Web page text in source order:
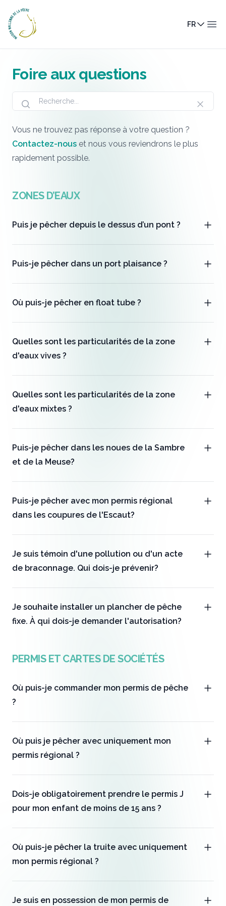
Maison Wallonne de la Pêche
FR
Foire aux questions
Vous ne trouvez pas réponse à votre question ?
Contactez-nous et nous vous reviendrons le plus
rapidement possible.
ZONES D’EAUX
Puis je pêcher depuis le dessus d’un pont ?
Puis-je pêcher dans un port plaisance ?
Où puis-je pêcher en float tube ?
Quelles sont les particularités de la zone
d'eaux vives ?
Quelles sont les particularités de la zone
d'eaux mixtes ?
Puis-je pêcher dans les noues de la Sambre
et de la Meuse?
Puis-je pêcher avec mon permis régional
dans les coupures de l'Escaut?
Je suis témoin d'une pollution ou d'un acte
de braconnage. Qui dois-je prévenir?
Je souhaite installer un plancher de pêche
fixe. À qui dois-je demander l'autorisation?
PERMIS ET CARTES DE SOCIÉTÉS
Où puis-je commander mon permis de pêche
?
Où puis je pêcher avec uniquement mon
permis régional ?
Dois-je obligatoirement prendre le permis J
pour mon enfant de moins de 15 ans ?
Où puis-je pêcher la truite avec uniquement
mon permis régional ?
Je suis en possession de mon permis de